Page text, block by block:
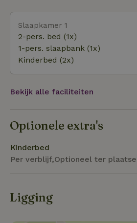
Slaapkamer 1
2-pers. bed (1x)
1-pers. slaapbank (1x)
Kinderbed (2x)
Bekijk alle faciliteiten
Optionele extra's
Kinderbed
Per verblijf,Optioneel ter plaatse
Ligging